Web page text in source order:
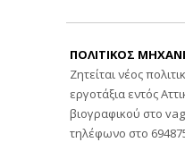
ΠΟΛΙΤΙΚΟΣ
Ζητείται νέος
εργοτάξια εντός
βιογραφικού στο
τηλέφωνο στο